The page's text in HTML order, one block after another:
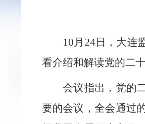
10月24日， 大连
看介绍和解读党的二
会议指出，党的
要的会议，全会通过